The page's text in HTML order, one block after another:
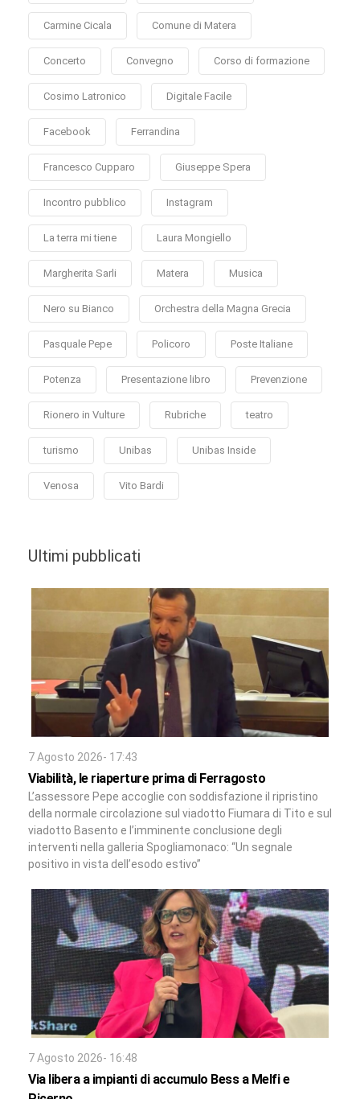
Carmine Cicala Comune di Matera
Concerto Convegno Corso di formazione
Cosimo Latronico Digitale Facile
Facebook Ferrandina
Francesco Cupparo Giuseppe Spera
Incontro pubblico Instagram
La terra mi tiene Laura Mongiello
Margherita Sarli Matera Musica
Nero su Bianco Orchestra della Magna Grecia
Pasquale Pepe Policoro Poste Italiane
Potenza Presentazione libro Prevenzione
Rionero in Vulture Rubriche teatro
turismo Unibas Unibas Inside
Venosa Vito Bardi
Ultimi pubblicati
7 Agosto 2026- 17:43
Viabilità, le riaperture prima di Ferragosto
L’assessore Pepe accoglie con soddisfazione il ripristino
della normale circolazione sul viadotto Fiumara di Tito e sul
viadotto Basento e l’imminente conclusione degli
interventi nella galleria Spogliamonaco: “Un segnale
positivo in vista dell’esodo estivo”
7 Agosto 2026- 16:48
Via libera a impianti di accumulo Bess a Melfi e